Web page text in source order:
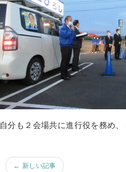
自分も２会場共に進行役を務め
← 新しい記事